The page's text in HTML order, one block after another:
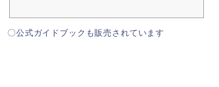
〇公式ガイドブックも販売されています